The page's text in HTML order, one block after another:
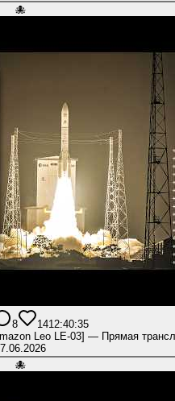
🐙
8 141 2:40:35
Leo LE-03] — Прямая
🐙